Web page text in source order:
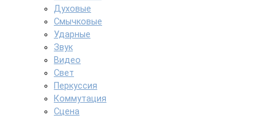
Духовые
Смычковые
Ударные
Звук
Видео
Свет
Перкуссия
Коммутация
Сцена